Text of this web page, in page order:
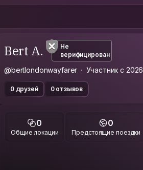
Bert A.
Не
верифицирован
@bertlondonwayfarer Участник с 2026
0 друзей 0 отзывов
0
Общие локации
0
Предстоящие поездки